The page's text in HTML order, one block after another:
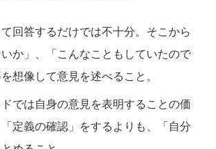
回答するだけでは不十分。そこから
いか」、「こんなこともしていたので
想像して意見を述べること。
では自身の意見を表明することの価
定義の確認」をするよりも、「自分